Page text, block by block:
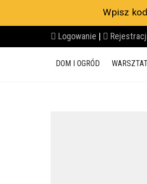
Wpisz
Logowanie |
DOM I OGRÓD WARSZTAT